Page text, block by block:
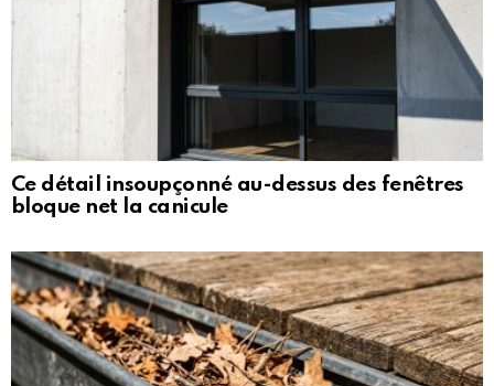
Ce détail insoupçonné au-dessus des fenêtres
bloque net la canicule